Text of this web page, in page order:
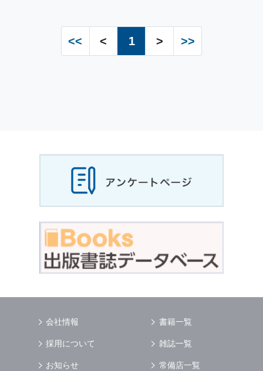
<< < 1 > >>
会社情報
採用について
お知らせ
書籍一覧
雑誌一覧
常備店一覧